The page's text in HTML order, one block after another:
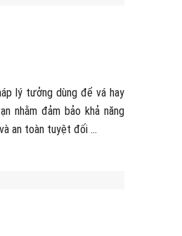
lý tưởng dùng để vá hay
nhằm đảm bảo khả năng
an toàn tuyệt đối ...